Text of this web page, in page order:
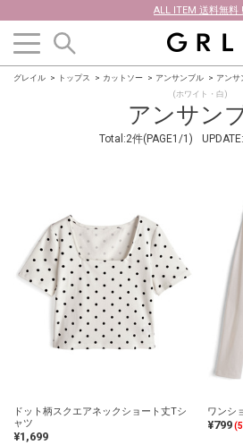
ALL ITEM 送料無料
グレイル トップス カットソー アンサンブル アンサ
アンサン
(ホワイト・白)
Total:2件(PAGE1/1) UPDATE:
ドット柄スクエアネックショート丈Tシ
ャツ
¥1,699
ワンシ
¥799